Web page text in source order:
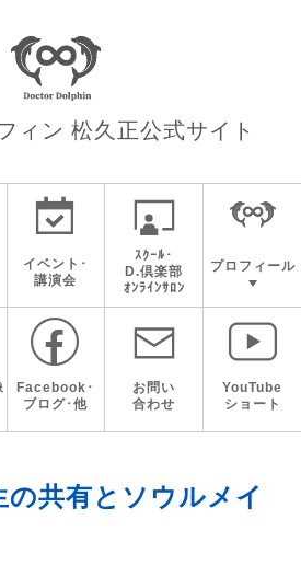
ィン 松久正公式サイト
イベント･
講演会
ｽｸｰﾙ･
D.倶楽部
ｵﾝﾗｲﾝｻﾛﾝ
プロフィール
Facebook･
ブログ･他
お問い
合わせ
YouTube
ショート
共有とソウルメイ